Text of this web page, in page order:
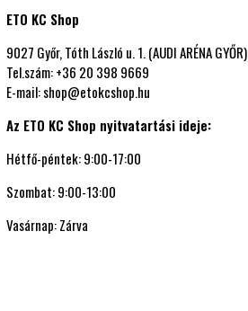
ETO KC Shop
9027 Győr, Tóth László u. 1. (AUDI ARÉNA GYŐR)
Tel.szám: +36 20 398 9669
E-mail: shop@etokcshop.hu
Az ETO KC Shop nyitvatartási ideje:
Hétfő-péntek: 9:00-17:00
Szombat: 9:00-13:00
Vasárnap: Zárva